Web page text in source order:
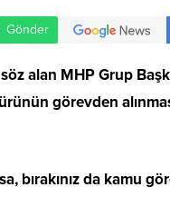
Gönder
alan MHP Grup
görevden
bırakınız da kamu